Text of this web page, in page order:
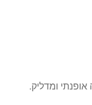
ומדליק.